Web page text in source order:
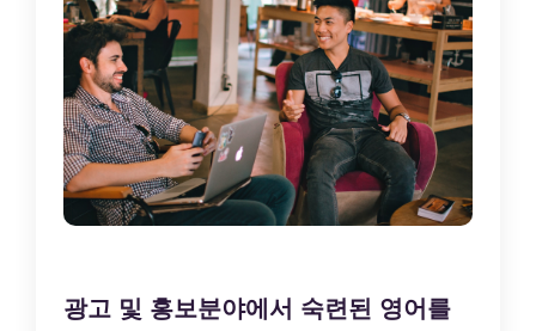
광고 및 홍보분야에서 숙련된 영어를